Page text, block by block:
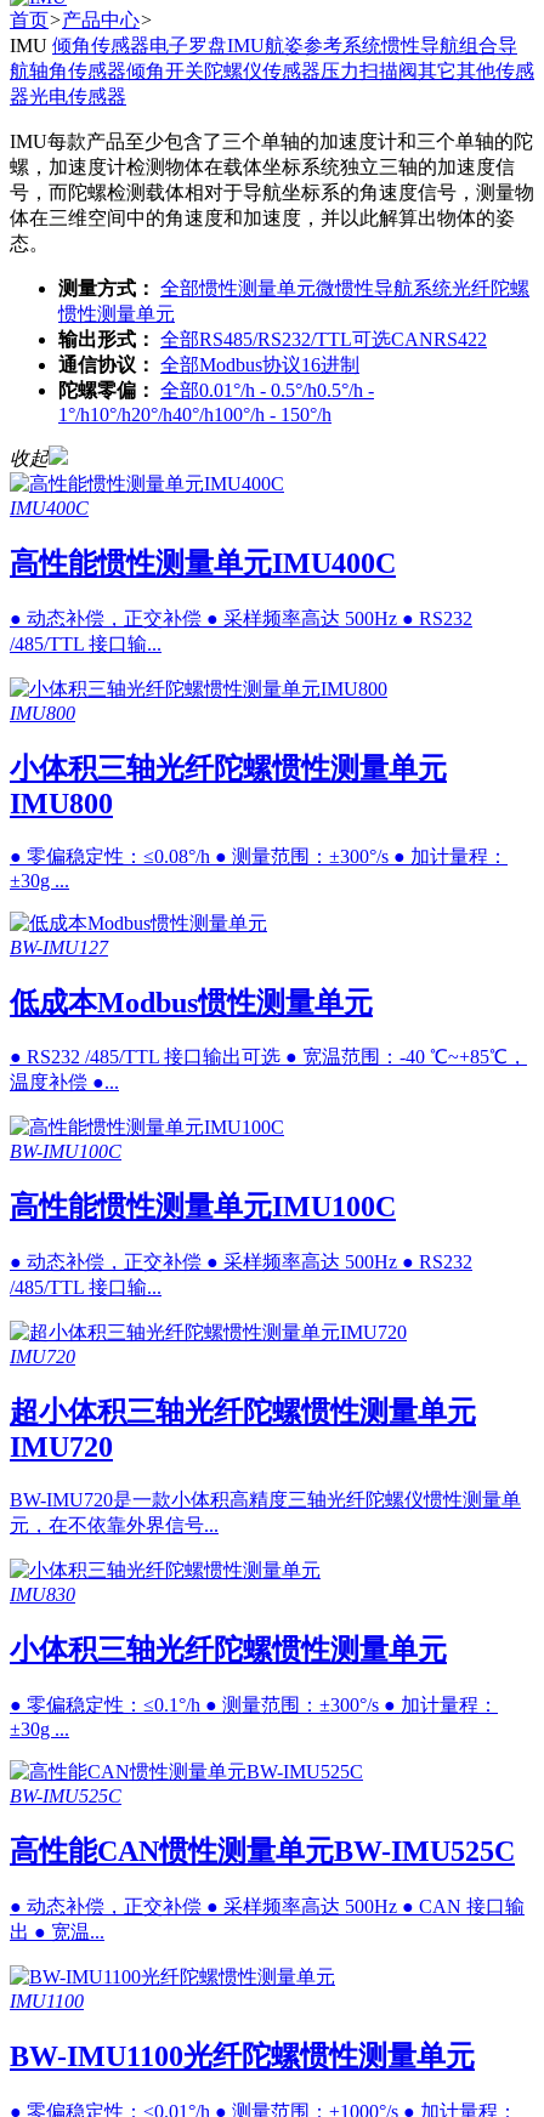
首页>产品中心>
IMU 倾角传感器电子罗盘IMU航姿参考系统惯性导航组合导
航轴角传感器倾角开关陀螺仪传感器压力扫描阀其它其他传感
器光电传感器
IMU每款产品至少包含了三个单轴的加速度计和三个单轴的陀
螺，加速度计检测物体在载体坐标系统独立三轴的加速度信
号，而陀螺检测载体相对于导航坐标系的角速度信号，测量物
体在三维空间中的角速度和加速度，并以此解算出物体的姿
态。
测量方式： 全部惯性测量单元微惯性导航系统光纤陀螺
惯性测量单元
输出形式： 全部RS485/RS232/TTL可选CANRS422
通信协议： 全部Modbus协议16进制
陀螺零偏： 全部0.01°/h - 0.5°/h0.5°/h -
1°/h10°/h20°/h40°/h100°/h - 150°/h
收起
IMU400C
高性能惯性测量单元IMU400C
● 动态补偿，正交补偿 ● 采样频率高达 500Hz ● RS232
/485/TTL 接口输...
IMU800
小体积三轴光纤陀螺惯性测量单元
IMU800
● 零偏稳定性：≤0.08°/h ● 测量范围：±300°/s ● 加计量程：
±30g ...
BW-IMU127
低成本Modbus惯性测量单元
● RS232 /485/TTL 接口输出可选 ● 宽温范围：-40 ℃~+85℃，
温度补偿 ●...
BW-IMU100C
高性能惯性测量单元IMU100C
● 动态补偿，正交补偿 ● 采样频率高达 500Hz ● RS232
/485/TTL 接口输...
IMU720
超小体积三轴光纤陀螺惯性测量单元
IMU720
BW-IMU720是一款小体积高精度三轴光纤陀螺仪惯性测量单
元，在不依靠外界信号...
IMU830
小体积三轴光纤陀螺惯性测量单元
● 零偏稳定性：≤0.1°/h ● 测量范围：±300°/s ● 加计量程：
±30g ...
BW-IMU525C
高性能CAN惯性测量单元BW-IMU525C
● 动态补偿，正交补偿 ● 采样频率高达 500Hz ● CAN 接口输
出 ● 宽温...
IMU1100
BW-IMU1100光纤陀螺惯性测量单元
● 零偏稳定性：≤0.01°/h ● 测量范围：±1000°/s ● 加计量程：